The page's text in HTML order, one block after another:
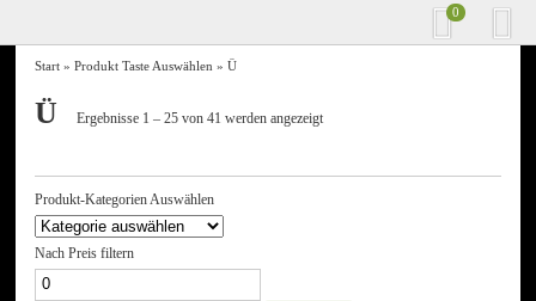
0
Start » Produkt Taste Auswählen » Ü
Ü Ergebnisse 1 – 25 von 41 werden angezeigtNach
Produkt-Kategorien Auswählen
Nach Preis filtern
Min.